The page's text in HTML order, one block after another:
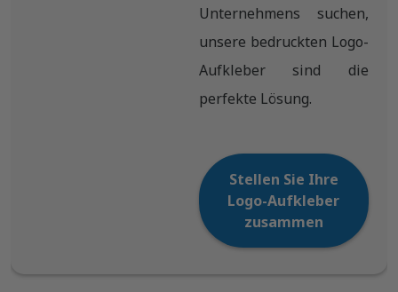
Unternehmens suchen,
unsere bedruckten Logo-
Aufkleber sind die
perfekte Lösung.
Stellen Sie Ihre
Logo-Aufkleber
zusammen